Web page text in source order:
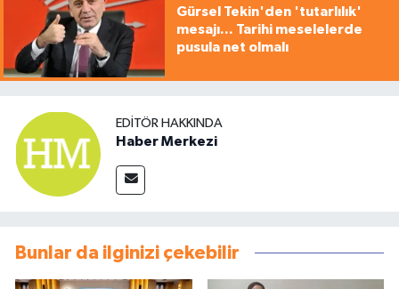
Gürsel Tekin'den 'tutarlılık'
mesajı... Tarihi meselelerde
pusula net olmalı
EDITÖR HAKKINDA
Haber Merkezi
Bunlar da ilginizi çekebilir